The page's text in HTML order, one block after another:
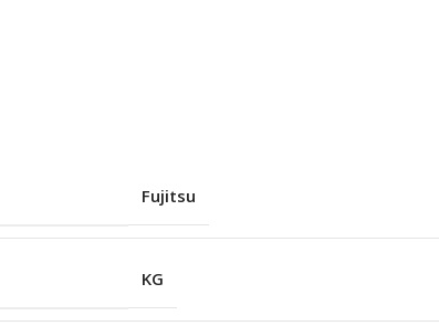
Fujitsu
KG